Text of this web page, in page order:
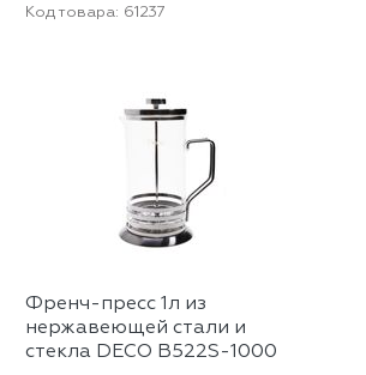
Код товара: 61237
Френч-пресс 1л из
нержавеющей стали и
стекла DECO B522S-1000